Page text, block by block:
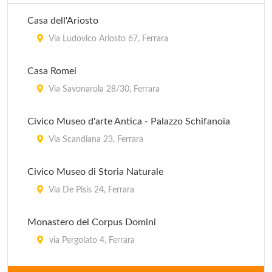
Casa dell'Ariosto
Via Ludovico Ariosto 67, Ferrara
Casa Romei
Via Savonarola 28/30, Ferrara
Civico Museo d'arte Antica - Palazzo Schifanoia
Via Scandiana 23, Ferrara
Civico Museo di Storia Naturale
Via De Pisis 24, Ferrara
Monastero del Corpus Domini
via Pergolato 4, Ferrara